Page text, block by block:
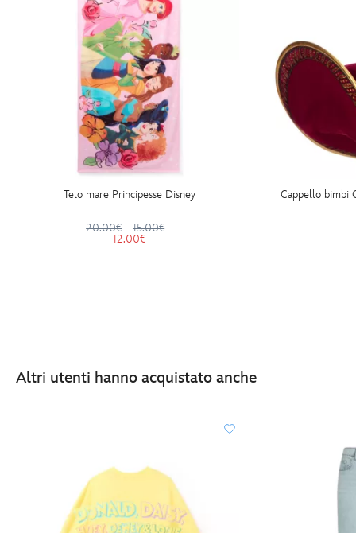
Telo mare Principesse Disney
20.00€
15.00€
12.00€
Cappello bimbi
Altri utenti hanno acquistato anche